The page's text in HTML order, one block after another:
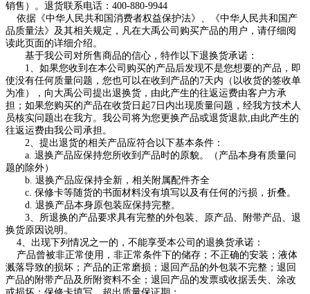
销售）。退货联系电话：400-880-9944
依据《中华人民共和国消费者权益保护法》、《中华人民共和国产
品质量法》及其相关规定，凡在大禹公司购买产品的用户，请仔细阅
读此页面的详细介绍。
基于我公司对所售商品的信心，特作以下退换货承诺：
1、如果您收到在本公司购买的产品后发现不是您想要的产品，即
使没有任何质量问题，您也可以在收到产品的7天内（以收货的签收单
为准），向大禹公司提出退换货，由此产生的往返运费由客户方承
担；如果您购买的产品在收货日起7日内出现质量问题，经我方技术人
员核实问题出在我方。我公司将为您更换产品或退货退款,由此产生的
往返运费由我公司承担。
2、提出退货的相关产品应符合以下基本条件：
a. 退换产品应保持您所收到产品时的原貌。（产品本身有质量问
题的除外）
b. 退换产品应保持全新，相关附属配件齐全
c. 保修卡等随货的书面材料没有填写以及有任何的污损，折叠。
d. 退换产品本身原包装应保持完整。
3、所退换的产品要求具有完整的外包装、原产品、附带产品、退
换货原因说明。
4、出现下列情况之一的，不能享受本公司的退换货承诺：
产品曾被非正常使用，非正常条件下的储存；不正确的安装；液体
溅落导致的损坏；产品的正常磨损；退回产品的外包装不完整；退回
产品的附带产品及所附资料不全；退回产品的发票或收据丢失、涂改